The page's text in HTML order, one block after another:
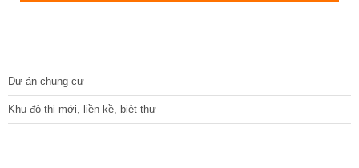
Dự án chung cư
Khu đô thị mới, liền kề, biệt thự